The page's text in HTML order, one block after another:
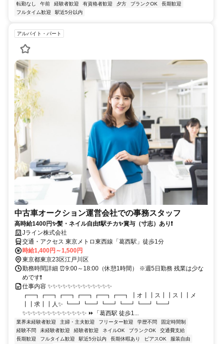
転勤なし
午前 経験者歓迎 有資格者歓迎 夕方 ブランクOK
長期歓迎
フルタイム歓迎
駅近5分以内
アルバイト・パート
中古車オークション運営会社での事務スタッフ
高時給1400円✨髪・ネイル自由❗駅チカ✨賞与（寸志）あり❗
Jライン株式会社
交通・アクセス 東京メトロ東西線「葛西駅」徒歩1分
時給1,400円～1,500円
東京都東京23区江戸川区
勤務時間詳細 ⏰9:00～18:00（休憩1時間） ※週5日勤務 残業は少な
めです❗
仕事内容 ✨✨✨✨✨✨✨✨✨✨✨✨✨
┏━┓┏━┓┏━┓┏━┓┏━┓┏━┓ ┃オ┃┃ス┃┃ス┃┃メ
┃┃求┃┃人✨ ┗━┛┗━┛┗━┛┗━┛┗━┛┗━┛
✨✨✨✨✨✨✨✨✨✨✨✨✨ ⏩「葛西駅 徒歩1...
業界未経験者歓迎 主婦・主夫歓迎 フリーター歓迎 学歴不問
固定時間制
経験不問
未経験者歓迎 経験者歓迎 ネイルOK ブランクOK
交通費支給
長期歓迎
フルタイム歓迎 駅近5分以内 長期休暇あり ピアスOK
服装自由